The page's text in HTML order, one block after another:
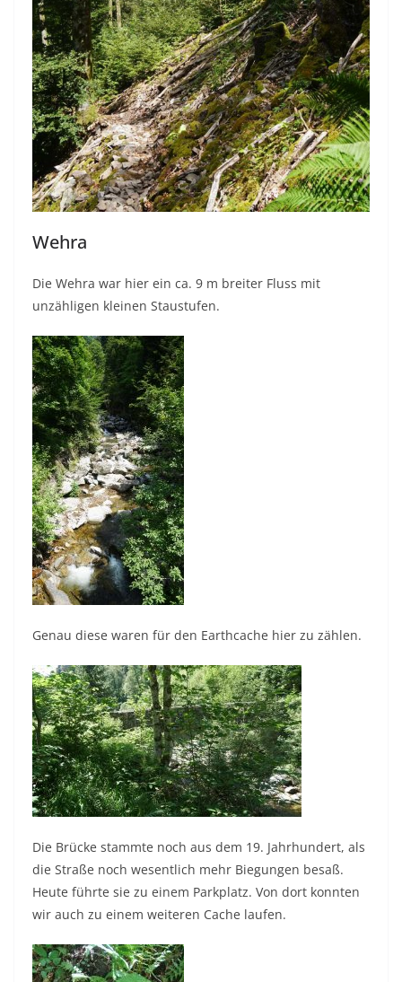
Wehra
Die Wehra war hier ein ca. 9 m breiter Fluss mit
unzähligen kleinen Staustufen.
Genau diese waren für den Earthcache hier zu zählen.
Die Brücke stammte noch aus dem 19. Jahrhundert, als
die Straße noch wesentlich mehr Biegungen besaß.
Heute führte sie zu einem Parkplatz. Von dort konnten
wir auch zu einem weiteren Cache laufen.